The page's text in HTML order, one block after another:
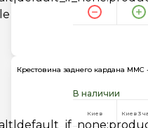
Крестовина заднего кардана MMC -
В наличии
Киев Киев 3